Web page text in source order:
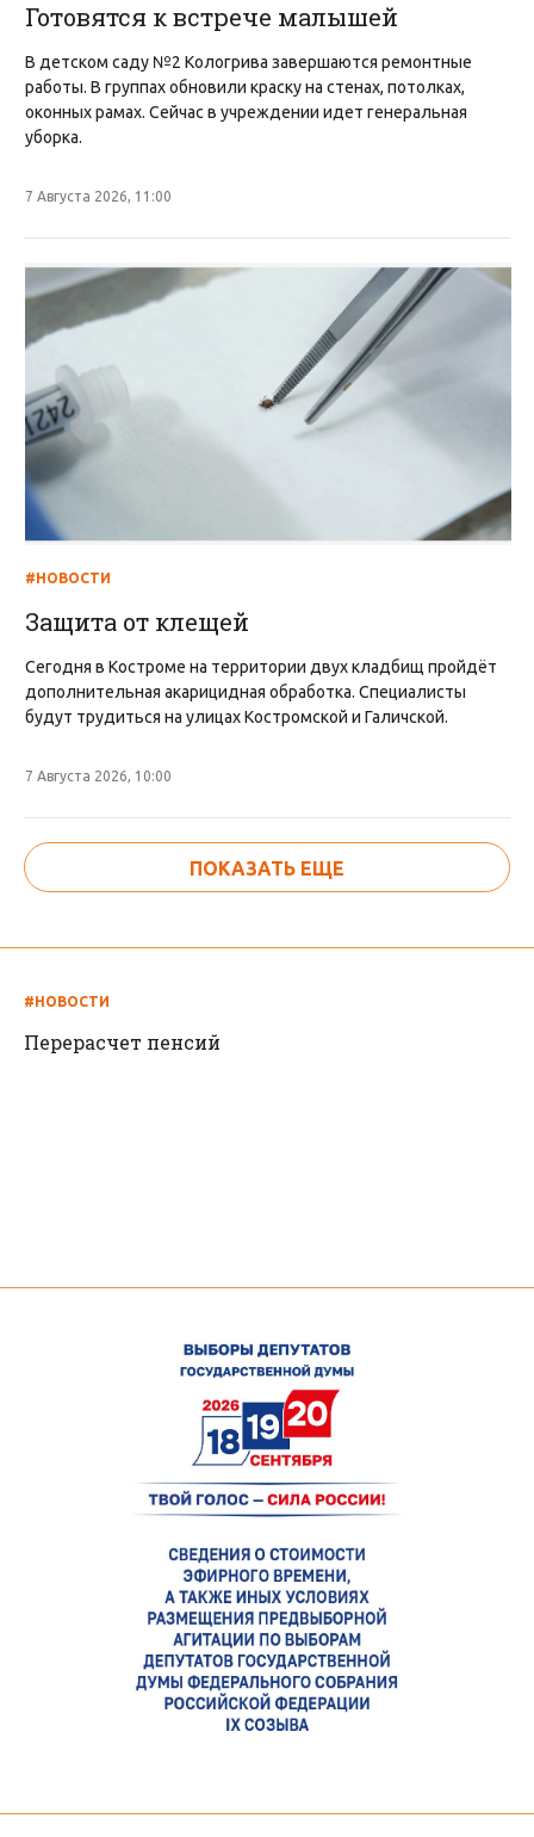
Готовятся к встрече малышей
В детском саду №2 Кологрива завершаются ремонтные
работы. В группах обновили краску на стенах, потолках,
оконных рамах. Сейчас в учреждении идет генеральная
уборка.
7 Августа 2026, 11:00
#НОВОСТИ
Защита от клещей
Сегодня в Костроме на территории двух кладбищ пройдёт
дополнительная акарицидная обработка. Специалисты
будут трудиться на улицах Костромской и Галичской.
7 Августа 2026, 10:00
ПОКАЗАТЬ ЕЩЕ
#НОВОСТИ
Перерасчет пенсий